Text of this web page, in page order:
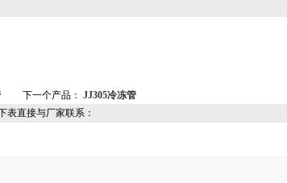
下一个产品： JJ305冷冻管
表直接与厂家联系：